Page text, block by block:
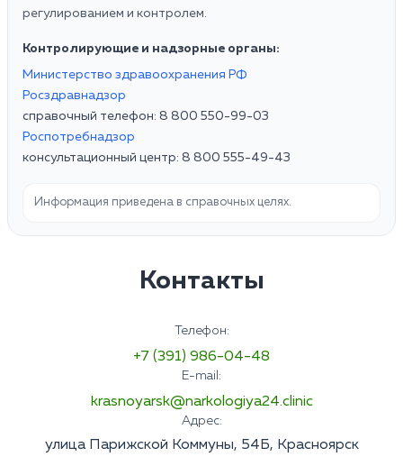
регулированием и контролем.
Контролирующие и надзорные органы:
Министерство здравоохранения РФ
Росздравнадзор
справочный телефон: 8 800 550-99-03
Роспотребнадзор
консультационный центр: 8 800 555-49-43
Информация приведена в справочных целях.
Контакты
Телефон:
+7 (391) 986-04-48
E-mail:
krasnoyarsk@narkologiya24.clinic
Адрес:
улица Парижской Коммуны, 54Б, Красноярск